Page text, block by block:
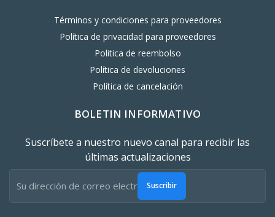
Términos y condiciones para proveedores
Política de privacidad para proveedores
Politica de reembolso
Política de devoluciones
Política de cancelación
BOLETIN INFORMATIVO
Suscríbete a nuestro nuevo canal para recibir las
últimas actualizaciones
Suscribir